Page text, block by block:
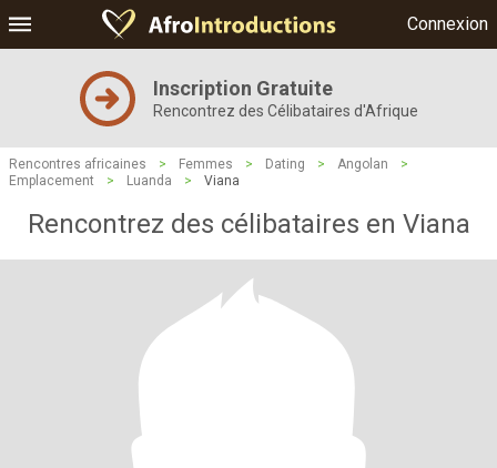
Connexion
Inscription Gratuite
Rencontrez des Célibataires d'Afrique
Rencontres africaines > Femmes > Dating > Angolan
>
Emplacement
> Luanda > Viana
Rencontrez des célibataires en Viana